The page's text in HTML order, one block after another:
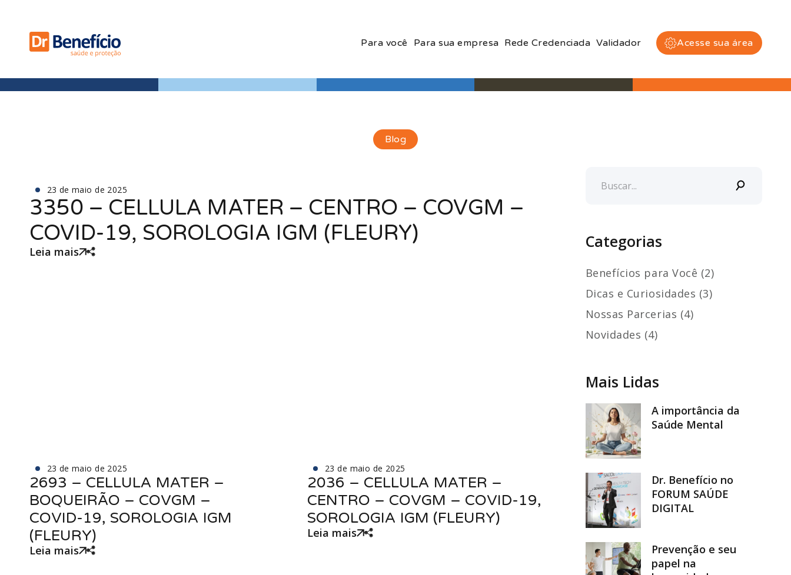
Para você Para sua empresa Rede Credenciada Validador Acesse sua área
Blog
23 de maio de 2025
3350 – CELLULA MATER – CENTRO – COVGM –
COVID-19, SOROLOGIA IGM (FLEURY)
Leia mais
23 de maio de 2025
2693 – CELLULA MATER –
BOQUEIRÃO – COVGM –
COVID-19, SOROLOGIA IGM
(FLEURY)
Leia mais
23 de maio de 2025
2036 – CELLULA MATER –
CENTRO – COVGM – COVID-19,
SOROLOGIA IGM (FLEURY)
Leia mais
Categorias
Benefícios para Você (2)
Dicas e Curiosidades (3)
Nossas Parcerias (4)
Novidades (4)
Mais Lidas
A importância da
Saúde Mental
Dr. Benefício no
FORUM SAÚDE
DIGITAL
Prevenção e seu
papel na